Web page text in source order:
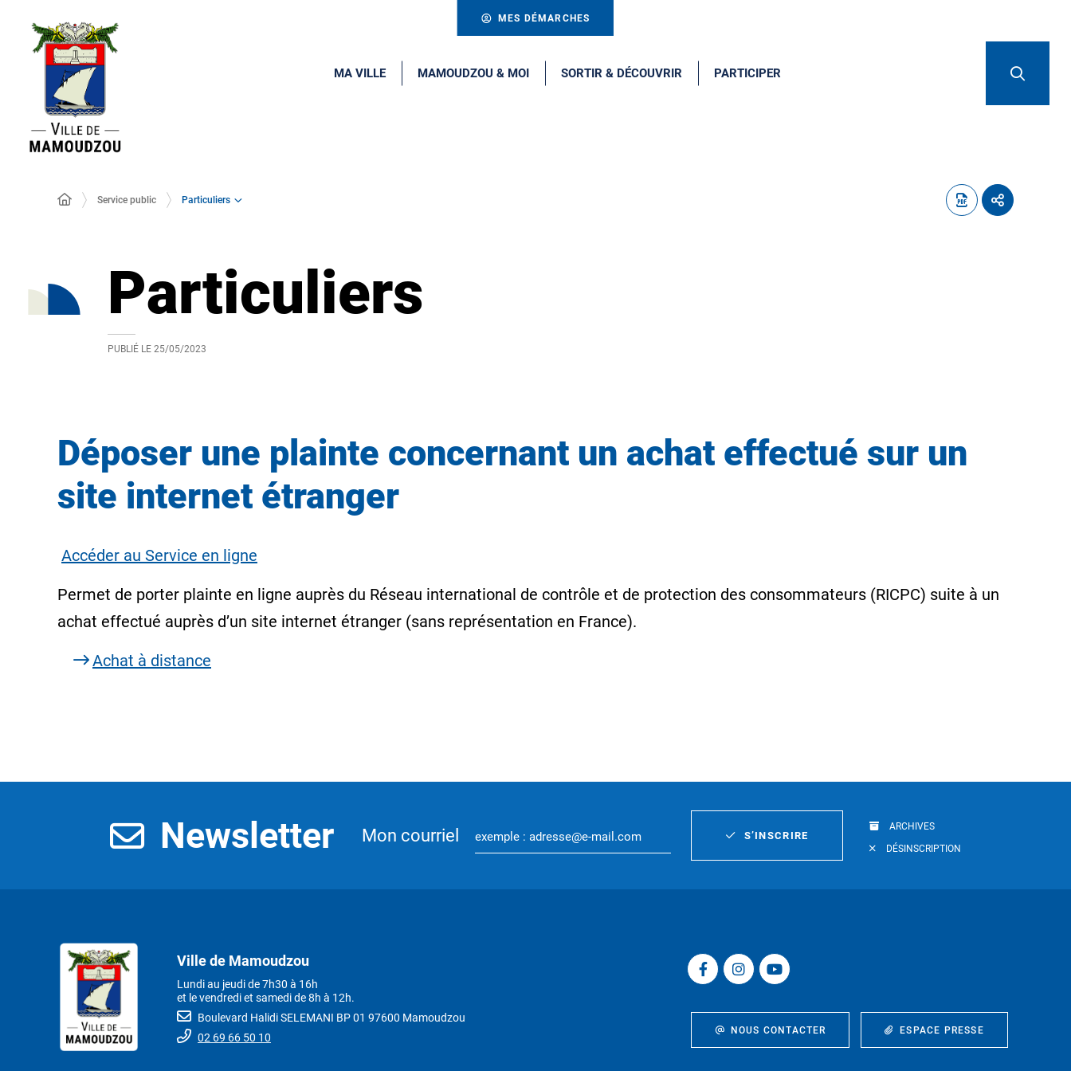
MES DÉMARCHES
MA VILLE MAMOUDZOU & MOI SORTIR & DÉCOUVRIR PARTICIPER
Service public Particuliers
Particuliers
PUBLIÉ LE 25/05/2023
Déposer une plainte concernant un achat effectué sur un
site internet étranger
Accéder au Service en ligne
Permet de porter plainte en ligne auprès du Réseau international de contrôle et de protection des consommateurs (RICPC) suite à un
achat effectué auprès d’un site internet étranger (sans représentation en France).
Achat à distance
Newsletter Mon courriel S’INSCRIRE
ARCHIVES
DÉSINSCRIPTION
Ville de Mamoudzou
Lundi au jeudi de 7h30 à 16h
et le vendredi et samedi de 8h à 12h.
Boulevard Halidi SELEMANI BP 01 97600 Mamoudzou
02 69 66 50 10
NOUS CONTACTER ESPACE PRESSE